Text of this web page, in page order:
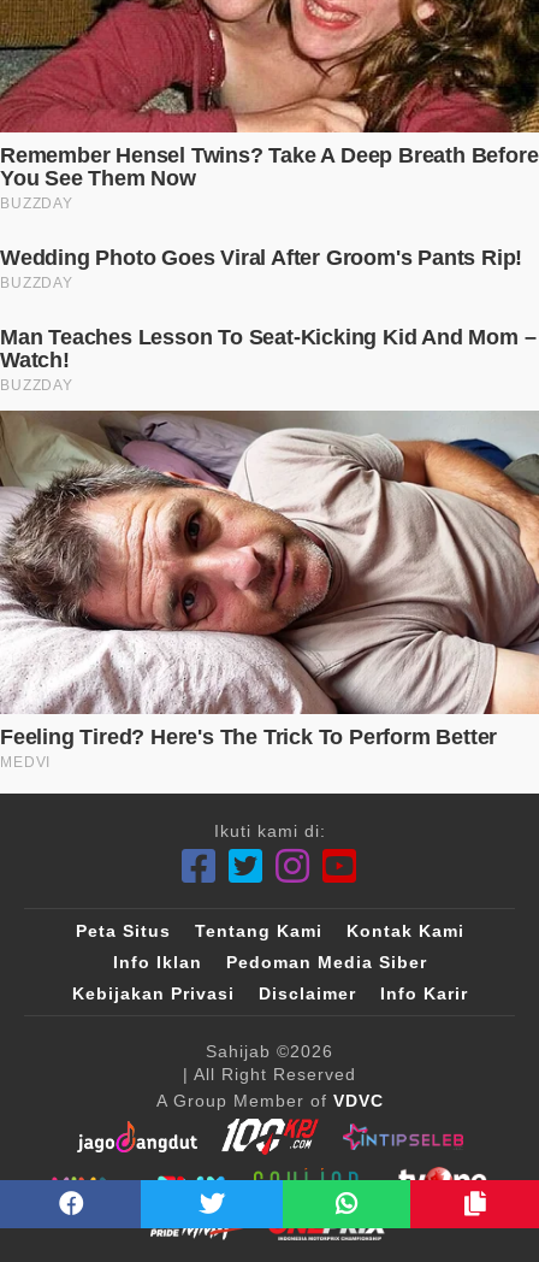
Ikuti kami di:
Peta Situs Tentang Kami
Kontak Kami
Info Iklan
Pedoman Media Siber
Kebijakan Privasi
Disclaimer Info Karir
Sahijab ©2026
| All Right Reserved
A Group Member of VDVC